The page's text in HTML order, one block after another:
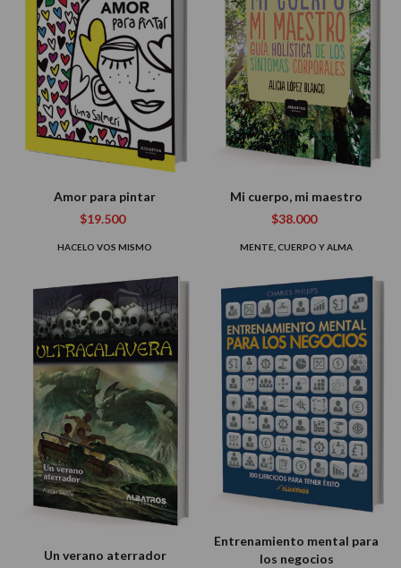
Amor para pintar
$19.500
HACELO VOS MISMO
Mi cuerpo, mi maestro
$38.000
MENTE, CUERPO Y ALMA
Un verano aterrador
Entrenamiento mental para
los negocios